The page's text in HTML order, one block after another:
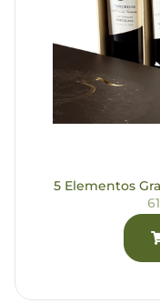
5 Elementos